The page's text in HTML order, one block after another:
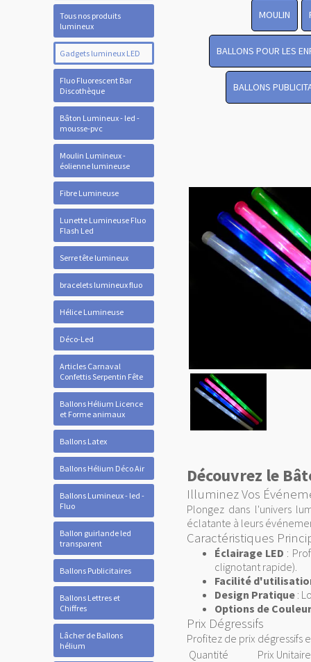
Tous nos produits
lumineux
Gadgets lumineux LED
Fluo Fluorescent Bar
Discothèque
Bâton Lumineux - led -
mousse-pvc
Moulin Lumineux -
éolienne lumineuse
Fibre Lumineuse
Lunette Lumineuse Fluo
Flash Led
Serre tête lumineux
bracelets lumineux fluo
Hélice Lumineuse
Déco-Led
Articles Carnaval
Confettis Serpentin Fête
Ballons Hélium Licence
et Forme animaux
Ballons Latex
Ballons Hélium Déco Air
Ballons Lumineux - led -
Fluo
Ballon guirlande led
transparent
Ballons Publicitaires
Ballons Lettres et
Chiffres
Lâcher de Ballons
hélium
MOULIN
BALLONS POUR LES
BALLONS
Découvrez le
Illuminez Vos
Plongez dans l'univers
éclatante à leurs
Caractéristiques
Éclairage LED :
clignotant rapide).
Facilité
Design Pratique :
Options de Couleur
Prix Dégressifs
Profitez de prix dégressifs
Quantité
Prix